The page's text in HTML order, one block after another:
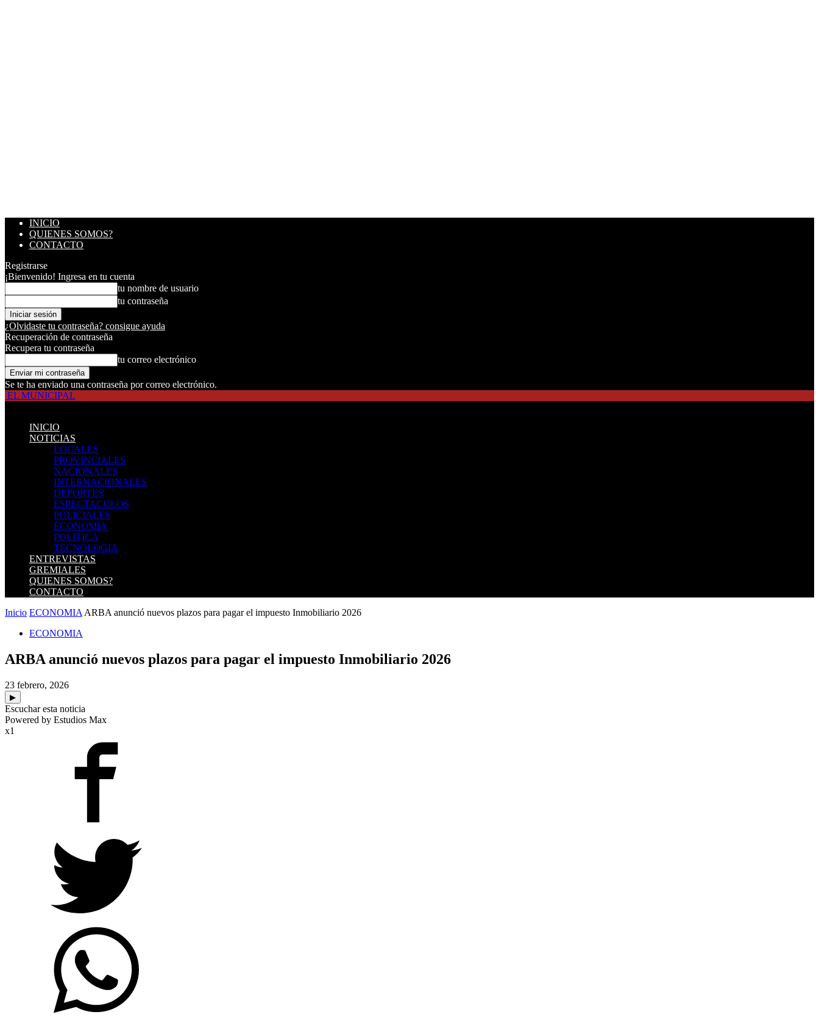
INICIO
QUIENES SOMOS?
CONTACTO
Registrarse
¡Bienvenido! Ingresa en tu cuenta
tu nombre de usuario
tu contraseña
¿Olvidaste tu contraseña? consigue ayuda
Recuperación de contraseña
Recupera tu contraseña
tu correo electrónico
Se te ha enviado una contraseña por correo electrónico.
EL MUNICIPAL
INICIO
NOTICIAS
LOCALES
PROVINCIALES
NACIONALES
INTERNACIONALES
DEPORTES
ESPECTACULOS
POLICIALES
ECONOMIA
POLITICA
TECNOLOGIA
ENTREVISTAS
GREMIALES
QUIENES SOMOS?
CONTACTO
Inicio ECONOMIA ARBA anunció nuevos plazos para pagar el impuesto Inmobiliario 2026
ECONOMIA
ARBA anunció nuevos plazos para pagar el impuesto Inmobiliario 2026
23 febrero, 2026
▶
Escuchar esta noticia
Powered by Estudios Max
x1